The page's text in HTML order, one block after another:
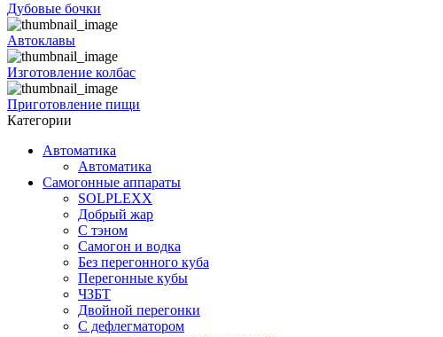
Дубовые бочки
Автоклавы
Изготовление колбас
Приготовление пищи
Категории
Автоматика
Автоматика
Самогонные аппараты
SOLPLEXX
Добрый жар
С тэном
Самогон и водка
Без перегонного куба
Перегонные кубы
ЧЗБТ
Двойной перегонки
С дефлегматором